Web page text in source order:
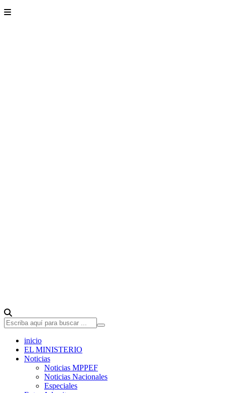
inicio
EL MINISTERIO
Noticias
Noticias MPPEF
Noticias Nacionales
Especiales